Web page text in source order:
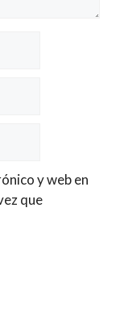
y web en
que